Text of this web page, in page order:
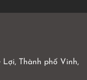
Lợi, Thành phố Vinh,